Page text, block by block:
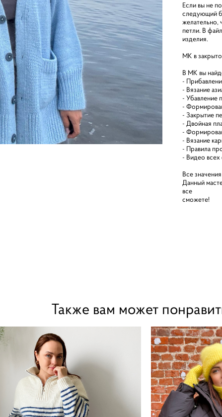
Если вы не
следующий
желательно,
петли. В
изделия.
МК в
В МК вы
-
- Вязание
- Убавление
-
- Закрытие
- Двойная
-
- Вязание
- Правила
- Видео
Все
Данный
все
сможете!
Также вам может